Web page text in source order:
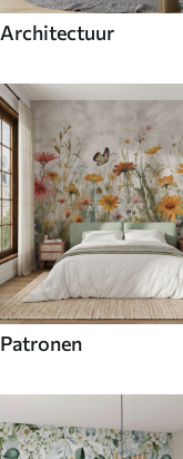
Architectuur
Patronen